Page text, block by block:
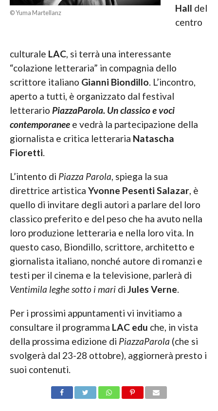
© Yuma Martellanz
Hall del
centro
culturale LAC, si terrà una interessante
“colazione letteraria” in compagnia dello
scrittore italiano Gianni Biondillo. L’incontro,
aperto a tutti, è organizzato dal festival
letterario PiazzaParola. Un classico e voci
contemporanee e vedrà la partecipazione della
giornalista e critica letteraria Natascha
Fioretti.
L’intento di Piazza Parola, spiega la sua
direttrice artistica Yvonne Pesenti Salazar, è
quello di invitare degli autori a parlare del loro
classico preferito e del peso che ha avuto nella
loro produzione letteraria e nella loro vita. In
questo caso, Biondillo, scrittore, architetto e
giornalista italiano, nonché autore di romanzi e
testi per il cinema e la televisione, parlerà di
Ventimila leghe sotto i mari di Jules Verne.
Per i prossimi appuntamenti vi invitiamo a
consultare il programma LAC edu che, in vista
della prossima edizione di PiazzaParola (che si
svolgerà dal 23-28 ottobre), aggiornerà presto i
suoi contenuti.